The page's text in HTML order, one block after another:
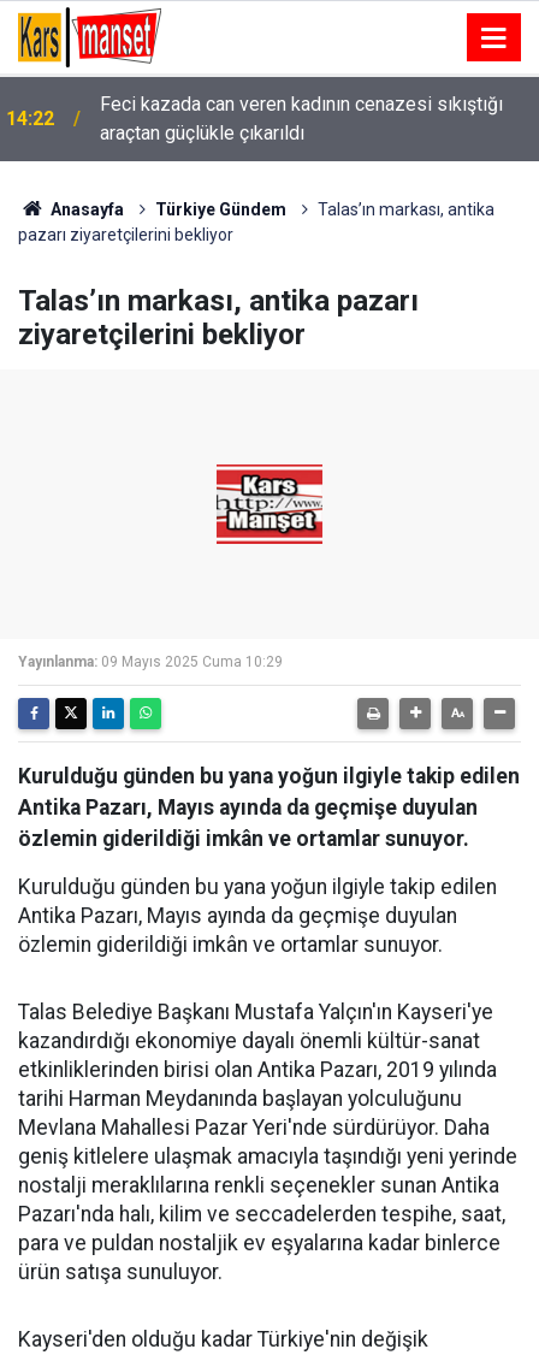
Feci kazada can veren kadının cenazesi sıkıştığı
araçtan güçlükle çıkarıldı
14:21
Urla’da uyuşturucu operasyonu
Anasayfa Türkiye Gündem
Talas’ın markası, antika
pazarı ziyaretçilerini bekliyor
Talas’ın markası, antika pazarı
ziyaretçilerini bekliyor
Yayınlanma: 09 Mayıs 2025 Cuma 10:29
Kurulduğu günden bu yana yoğun ilgiyle takip edilen
Antika Pazarı, Mayıs ayında da geçmişe duyulan
özlemin giderildiği imkân ve ortamlar sunuyor.
Kurulduğu günden bu yana yoğun ilgiyle takip edilen
Antika Pazarı, Mayıs ayında da geçmişe duyulan
özlemin giderildiği imkân ve ortamlar sunuyor.
Talas Belediye Başkanı Mustafa Yalçın'ın Kayseri'ye
kazandırdığı ekonomiye dayalı önemli kültür-sanat
etkinliklerinden birisi olan Antika Pazarı, 2019 yılında
tarihi Harman Meydanında başlayan yolculuğunu
Mevlana Mahallesi Pazar Yeri'nde sürdürüyor. Daha
geniş kitlelere ulaşmak amacıyla taşındığı yeni yerinde
nostalji meraklılarına renkli seçenekler sunan Antika
Pazarı'nda halı, kilim ve seccadelerden tespihe, saat,
para ve puldan nostaljik ev eşyalarına kadar binlerce
ürün satışa sunuluyor.
Kayseri'den olduğu kadar Türkiye'nin değişik